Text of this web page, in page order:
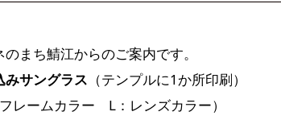
のまち鯖江からのご案内です。
みサングラス （テンプルに1か所印刷）
レームカラー L：レンズカラー）